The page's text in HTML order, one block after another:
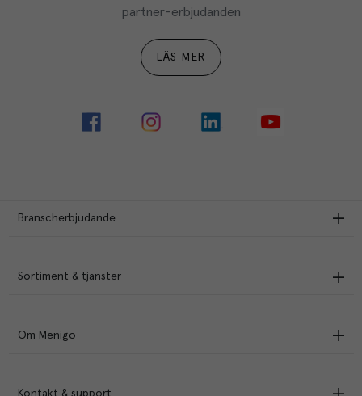
partner-erbjudanden
LÄS MER
Branscherbjudande
Sortiment & tjänster
Om Menigo
Kontakt & support